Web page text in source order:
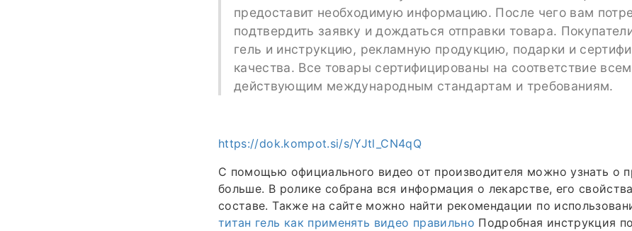
предоставит необходимую информацию. После чего вам
подтвердить заявку и дождаться отправки товара.
гель и инструкцию, рекламную продукцию, подарки и
качества. Все товары сертифицированы на соответствие всем
действующим международным стандартам и требованиям.
https://dok.kompot.si/s/YJtl_CN4qQ
С помощью официального видео от производителя можно узнать о
больше. В ролике собрана вся информация о лекарстве, его
составе. Также на сайте можно найти рекомендации по
титан гель как применять видео правильно Подробная инструкция